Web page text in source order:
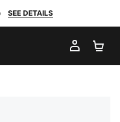
SEE DETAILS
MI